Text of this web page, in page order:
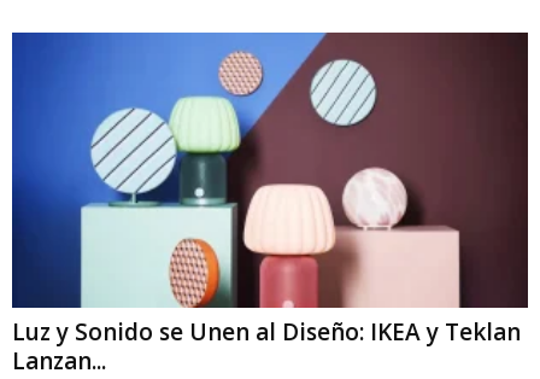
Luz y Sonido se Unen al Diseño: IKEA y Teklan
Lanzan...